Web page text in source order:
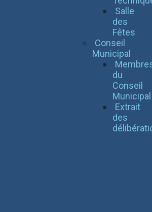
Salle
des
Fêtes
Conseil
Municipal
du
Conseil
Municipal
Extrait
des